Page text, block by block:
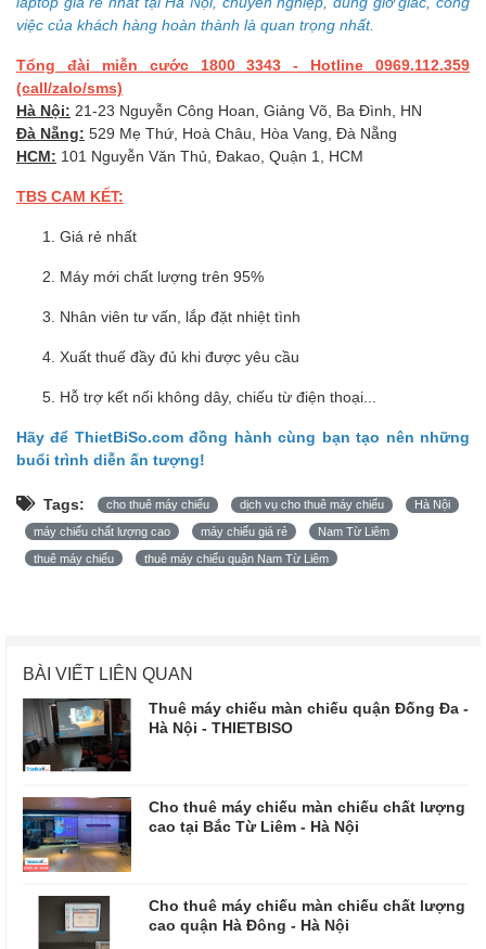
việc của khách hàng hoàn thành là quan trọng nhất.
Tổng đài miễn cước 1800 3343 - Hotline 0969.112.359
(call/zalo/sms)
Hà Nội: 21-23 Nguyễn Công Hoan, Giảng Võ, Ba Đình, HN
Đà Nẵng: 529 Mẹ Thứ, Hoà Châu, Hòa Vang, Đà Nẵng
HCM: 101 Nguyễn Văn Thủ, Đakao, Quận 1, HCM
TBS CAM KẾT:
Giá rẻ nhất
Máy mới chất lượng trên 95%
Nhân viên tư vấn, lắp đặt nhiệt tình
Xuất thuế đầy đủ khi được yêu cầu
Hỗ trợ kết nối không dây, chiếu từ điện thoại...
Hãy để ThietBiSo.com đồng hành cùng bạn tạo nên những
buổi trình diễn ấn tượng!
Tags: cho thuê máy chiếu dịch vụ cho thuê máy chiếu Hà Nội
máy chiếu chất lượng cao máy chiếu giá rẻ Nam Từ Liêm
thuê máy chiếu thuê máy chiếu quận Nam Từ Liêm
BÀI VIẾT LIÊN QUAN
Thuê máy chiếu màn chiếu quận Đống Đa -
Hà Nội - THIETBISO
Cho thuê máy chiếu màn chiếu chất lượng
cao tại Bắc Từ Liêm - Hà Nội
Cho thuê máy chiếu màn chiếu chất lượng
cao quận Hà Đông - Hà Nội